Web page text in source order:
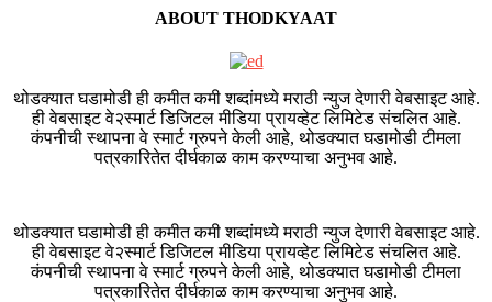
ABOUT THODKYAAT
थोडक्यात घडामोडी ही कमीत कमी शब्दांमध्ये मराठी न्युज देणारी वेबसाइट आहे.
ही वेबसाइट वे२स्मार्ट डिजिटल मीडिया प्रायव्हेट लिमिटेड संचलित आहे.
कंपनीची स्थापना वे स्मार्ट ग्रुपने केली आहे, थोडक्यात घडामोडी टीमला
पत्रकारितेत दीर्घकाळ काम करण्याचा अनुभव आहे.
थोडक्यात घडामोडी ही कमीत कमी शब्दांमध्ये मराठी न्युज देणारी वेबसाइट आहे.
ही वेबसाइट वे२स्मार्ट डिजिटल मीडिया प्रायव्हेट लिमिटेड संचलित आहे.
कंपनीची स्थापना वे स्मार्ट ग्रुपने केली आहे, थोडक्यात घडामोडी टीमला
पत्रकारितेत दीर्घकाळ काम करण्याचा अनुभव आहे.